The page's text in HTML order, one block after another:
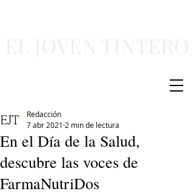
En el Día de la Salud,
descubre las voces de
FarmaNutriDos
Redacción
7 abr 2021 2 min de lectura